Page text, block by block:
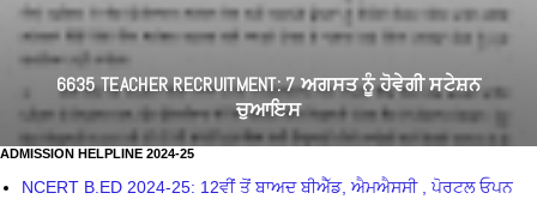
6635 TEACHER RECRUITMENT: 7 ਅਗਸਤ ਨੂੰ ਹੋਵੇਗੀ ਸਟੇਸ਼ਨ
ਚੁਆਇਸ
ADMISSION HELPLINE 2024-25
NCERT B.ED 2024-25: 12ਵੀਂ ਤੋਂ ਬਾਅਦ ਬੀਐੱਡ, ਐਮਐਸਸੀ , ਪੋਰਟਲ ਓਪਨ